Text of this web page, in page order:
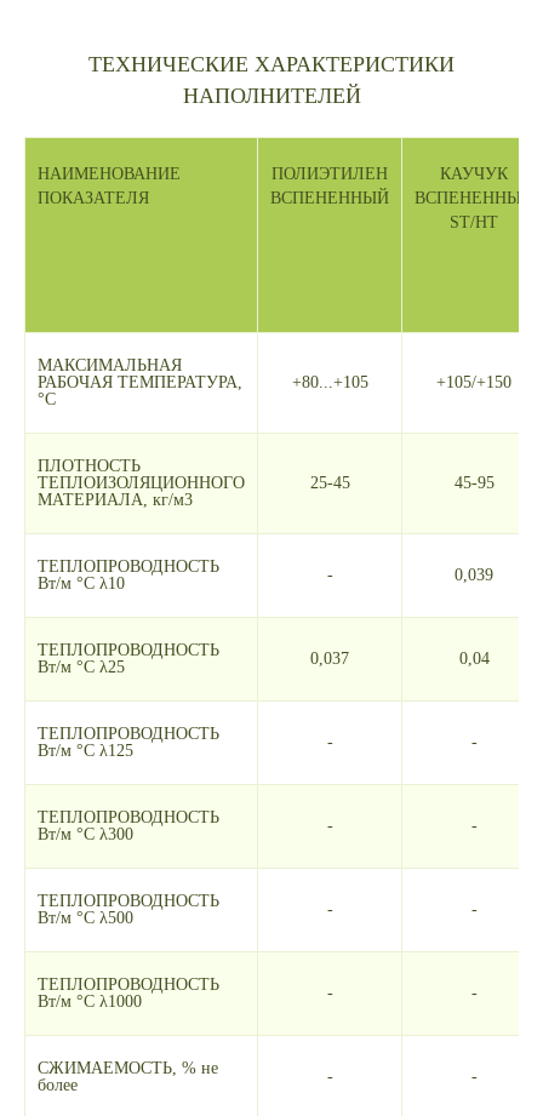
ТЕХНИЧЕСКИЕ ХАРАКТЕРИСТИКИ
НАПОЛНИТЕЛЕЙ
НАИМЕНОВАНИЕ
ПОКАЗАТЕЛЯ
ПОЛИЭТИЛЕН
ВСПЕНЕННЫЙ
КАУЧУК
ВСПЕНЕННЫЙ
ST/HT
МАКСИМАЛЬНАЯ
РАБОЧАЯ ТЕМПЕРАТУРА,
°С
+80...+105 +105/+150
ПЛОТНОСТЬ
ТЕПЛОИЗОЛЯЦИОННОГО
МАТЕРИАЛА, кг/м3
25-45 45-95
ТЕПЛОПРОВОДНОСТЬ
Вт/м °С λ10
- 0,039
ТЕПЛОПРОВОДНОСТЬ
Вт/м °С λ25
0,037 0,04
ТЕПЛОПРОВОДНОСТЬ
Вт/м °С λ125
- -
ТЕПЛОПРОВОДНОСТЬ
Вт/м °С λ300
- -
ТЕПЛОПРОВОДНОСТЬ
Вт/м °С λ500
- -
ТЕПЛОПРОВОДНОСТЬ
Вт/м °С λ1000
- -
СЖИМАЕМОСТЬ, % не
более
- -